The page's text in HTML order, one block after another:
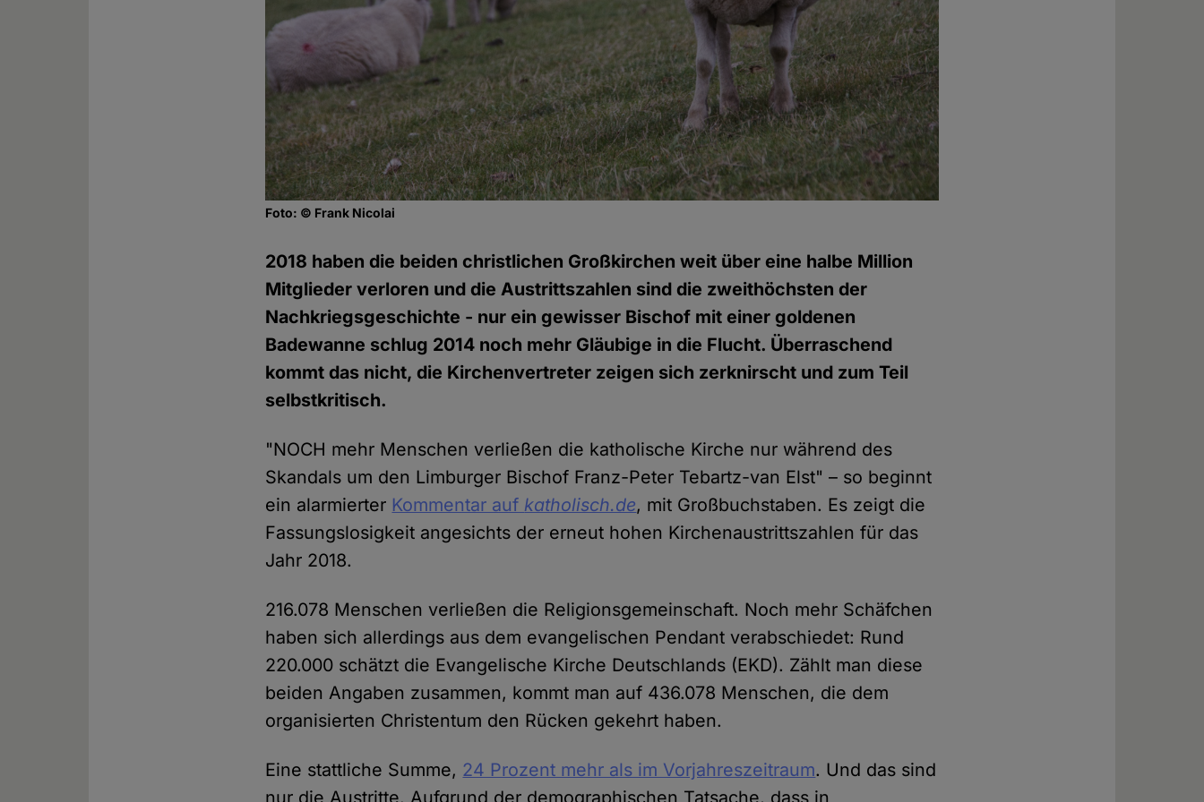
Foto: © Frank Nicolai
2018 haben die beiden christlichen Großkirchen weit über eine halbe Million
Mitglieder verloren und die Austrittszahlen sind die zweithöchsten der
Nachkriegsgeschichte - nur ein gewisser Bischof mit einer goldenen
Badewanne schlug 2014 noch mehr Gläubige in die Flucht. Überraschend
kommt das nicht, die Kirchenvertreter zeigen sich zerknirscht und zum Teil
selbstkritisch.
"NOCH mehr Menschen verließen die katholische Kirche nur während des
Skandals um den Limburger Bischof Franz-Peter Tebartz-van Elst" – so beginnt
ein alarmierter Kommentar auf katholisch.de, mit Großbuchstaben. Es zeigt die
Fassungslosigkeit angesichts der erneut hohen Kirchenaustrittszahlen für das
Jahr 2018.
216.078 Menschen verließen die Religionsgemeinschaft. Noch mehr Schäfchen
haben sich allerdings aus dem evangelischen Pendant verabschiedet: Rund
220.000 schätzt die Evangelische Kirche Deutschlands (EKD). Zählt man diese
beiden Angaben zusammen, kommt man auf 436.078 Menschen, die dem
organisierten Christentum den Rücken gekehrt haben.
Eine stattliche Summe, 24 Prozent mehr als im Vorjahreszeitraum. Und das sind